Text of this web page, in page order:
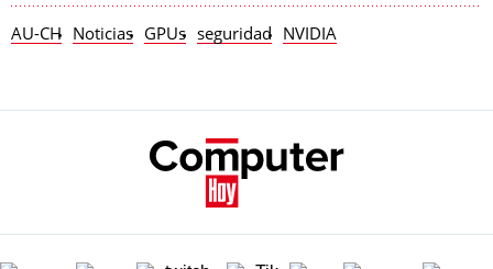
AU-CH Noticias GPUs seguridad NVIDIA